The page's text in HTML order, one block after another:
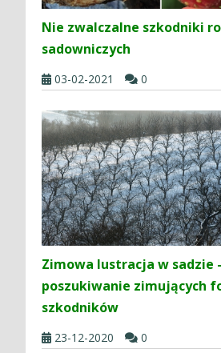
Nie zwalczalne szkodniki
sadowniczych
03-02-2021 0
Zimowa lustracja w sadzie -
poszukiwanie zimujących
szkodników
23-12-2020 0